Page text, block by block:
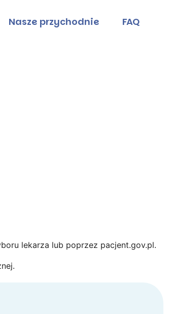
Nasze przychodnie FAQ
lekarza lub poprzez pacjent.gov.pl.